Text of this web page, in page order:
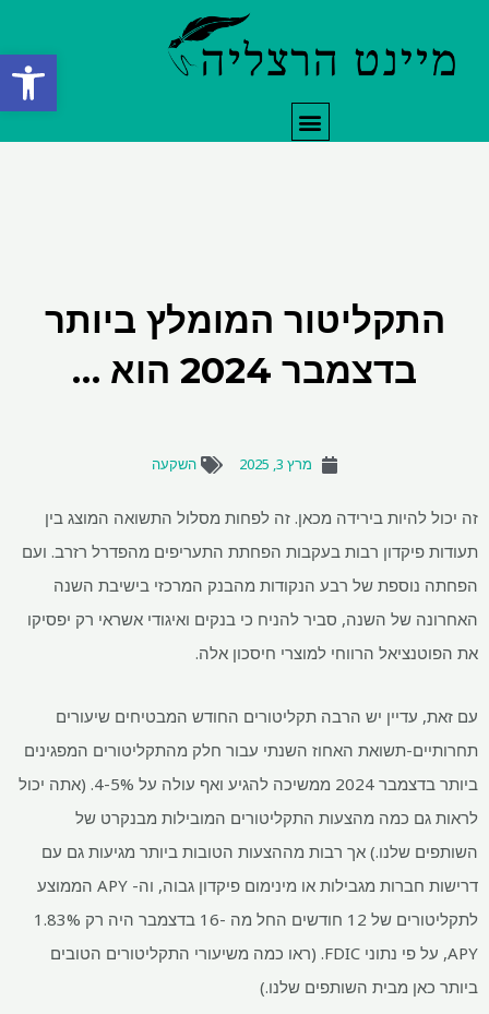
פתח
תפריט
התקליטור המומלץ ביותר
בדצמבר 2024 הוא …
מרץ 3, 2025 השקעה
זה יכול להיות בירידה מכאן. זה לפחות מסלול התשואה המוצג בין
תעודות פיקדון רבות בעקבות הפחתת התעריפים מהפדרל רזרב. ועם
הפחתה נוספת של רבע הנקודות מהבנק המרכזי בישיבת השנה
האחרונה של השנה, סביר להניח כי בנקים ואיגודי אשראי רק יפסיקו
את הפוטנציאל הרווחי למוצרי חיסכון אלה.
עם זאת, עדיין יש הרבה תקליטורים החודש המבטיחים שיעורים
תחרותיים-תשואת האחוז השנתי עבור חלק מהתקליטורים המפגינים
ביותר בדצמבר 2024 ממשיכה להגיע ואף עולה על 4-5%. (אתה יכול
לראות גם כמה מהצעות התקליטורים המובילות מבנקרט של
השותפים שלנו.) אך רבות מההצעות הטובות ביותר מגיעות גם עם
דרישות חברות מגבילות או מינימום פיקדון גבוה, וה- APY הממוצע
לתקליטורים של 12 חודשים החל מה -16 בדצמבר היה רק ​​1.83%
APY, על פי נתוני FDIC. (ראו כמה משיעורי התקליטורים הטובים
ביותר כאן מבית השותפים שלנו.)